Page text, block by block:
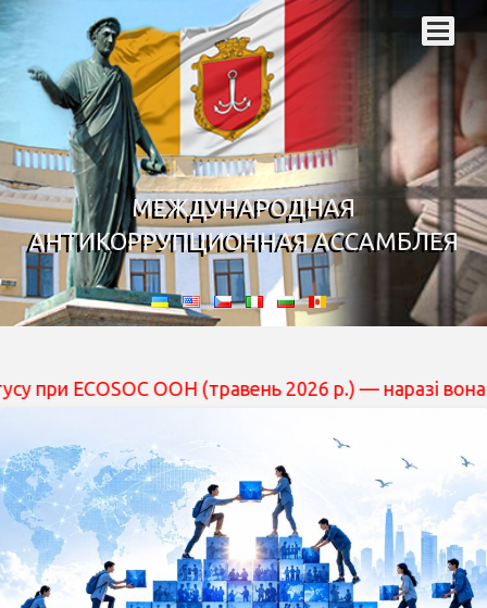
МЕЖДУНАРОДНАЯ
АНТИКОРРУПЦИОННАЯ АССАМБЛЕЯ
ECOSOC ООН (травень 2026 р.) — наразі вона